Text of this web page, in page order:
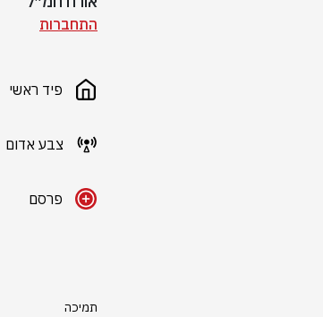
התחברות
פיד ראשי
צבע אדום
פרסם
תמיכה